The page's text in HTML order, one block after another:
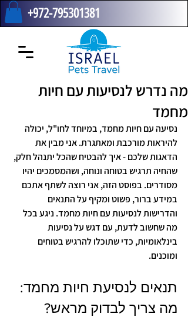
+972-795301381
מה נדרש לנסיעות עם חיות
מחמד
נסיעה עם חיות מחמד, במיוחד לחו"ל, יכולה
להיראות מורכבת ומאתגרת. אני מבין את
הדאגות שלכם - איך להבטיח שהכל יתנהל חלק,
שהחיה תרגיש בטוחה ונוחה, ושהמסמכים יהיו
מסודרים. בפוסט הזה, אני רוצה לשתף אתכם
במידע ברור, פשוט ומקיף על התנאים
והדרישות לנסיעות עם חיות מחמד. ניגע בכל
מה שחשוב לדעת, עם דגש על נסיעות
בינלאומיות, כדי שתוכלו להרגיש בטוחים
ומוכנים.
תנאים לנסיעת חיות מחמד:
מה צריך לבדוק מראש?